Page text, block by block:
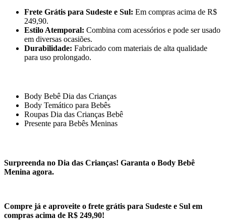
Frete Grátis para Sudeste e Sul: Em compras acima de R$
249,90.
Estilo Atemporal: Combina com acessórios e pode ser usado
em diversas ocasiões.
Durabilidade: Fabricado com materiais de alta qualidade
para uso prolongado.
Body Bebê Dia das Crianças
Body Temático para Bebês
Roupas Dia das Crianças Bebê
Presente para Bebês Meninas
Surpreenda no Dia das Crianças! Garanta o Body Bebê
Menina agora.
Compre já e aproveite o frete grátis para Sudeste e Sul em
compras acima de R$ 249,90!